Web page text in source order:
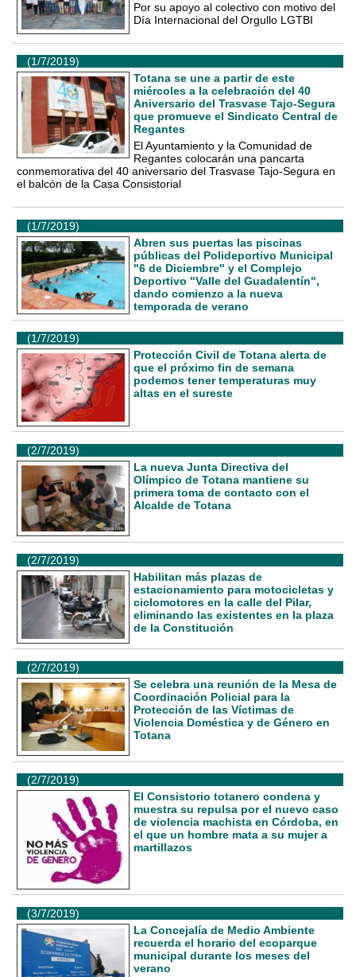
Por su apoyo al colectivo con motivo del
Día Internacional del Orgullo LGTBI
(1/7/2019)
Totana se une a partir de este
miércoles a la celebración del 40
Aniversario del Trasvase Tajo-Segura
que promueve el Sindicato Central de
Regantes
El Ayuntamiento y la Comunidad de
Regantes colocarán una pancarta
conmemorativa del 40 aniversario del Trasvase Tajo-Segura en
el balcón de la Casa Consistorial
(1/7/2019)
Abren sus puertas las piscinas
públicas del Polideportivo Municipal
"6 de Diciembre" y el Complejo
Deportivo "Valle del Guadalentín",
dando comienzo a la nueva
temporada de verano
(1/7/2019)
Protección Civil de Totana alerta de
que el próximo fin de semana
podemos tener temperaturas muy
altas en el sureste
(2/7/2019)
La nueva Junta Directiva del
Olímpico de Totana mantiene su
primera toma de contacto con el
Alcalde de Totana
(2/7/2019)
Habilitan más plazas de
estacionamiento para motocicletas y
ciclomotores en la calle del Pilar,
eliminando las existentes en la plaza
de la Constitución
(2/7/2019)
Se celebra una reunión de la Mesa de
Coordinación Policial para la
Protección de las Víctimas de
Violencia Doméstica y de Género en
Totana
(2/7/2019)
El Consistorio totanero condena y
muestra su repulsa por el nuevo caso
de violencia machista en Córdoba, en
el que un hombre mata a su mujer a
martillazos
(3/7/2019)
La Concejalía de Medio Ambiente
recuerda el horario del ecoparque
municipal durante los meses del
verano